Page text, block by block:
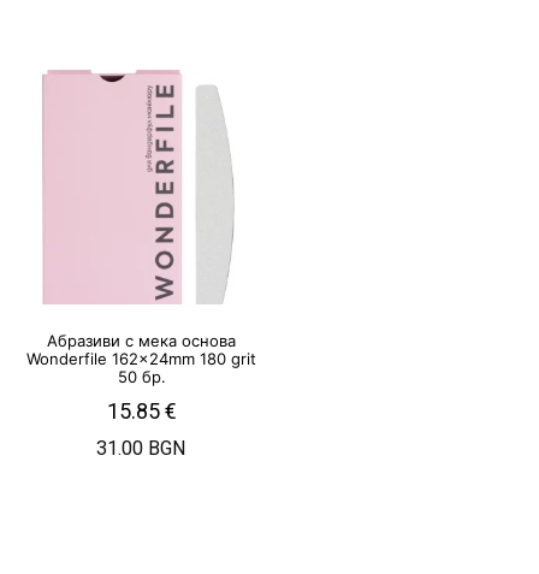
Абразиви с мека основа
Wonderfile 162x24mm 180 grit
50 бр.
15.85€
31.00 BGN